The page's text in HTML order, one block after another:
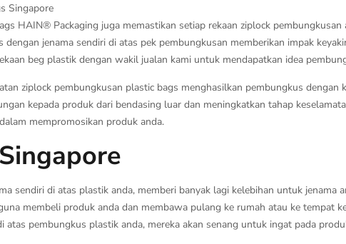
Singapore
HAIN® Packaging juga memastikan setiap rekaan ziplock
jenama sendiri di atas pek pembungkusan memberikan impak
beg plastik dengan wakil jualan kami untuk mendapatkan idea
ziplock pembungkusan plastic bags menghasilkan pembungkus
kepada produk dari bendasing luar dan meningkatkan tahap
mempromosikan produk anda.
sendiri di atas plastik anda, memberi banyak lagi kelebihan untuk
membeli produk anda dan membawa pulang ke rumah atau ke tempat
atas pembungkus plastik anda, mereka akan senang untuk ingat pada